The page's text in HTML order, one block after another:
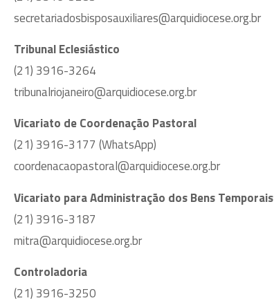
secretariadosbisposauxiliares@arquidiocese.org.br
Tribunal Eclesiástico
(21) 3916-3264
tribunalriojaneiro@arquidiocese.org.br
Vicariato de Coordenação Pastoral
(21) 3916-3177 (WhatsApp)
coordenacaopastoral@arquidiocese.org.br
Vicariato para Administração dos Bens Temporais
(21) 3916-3187
mitra@arquidiocese.org.br
Controladoria
(21) 3916-3250